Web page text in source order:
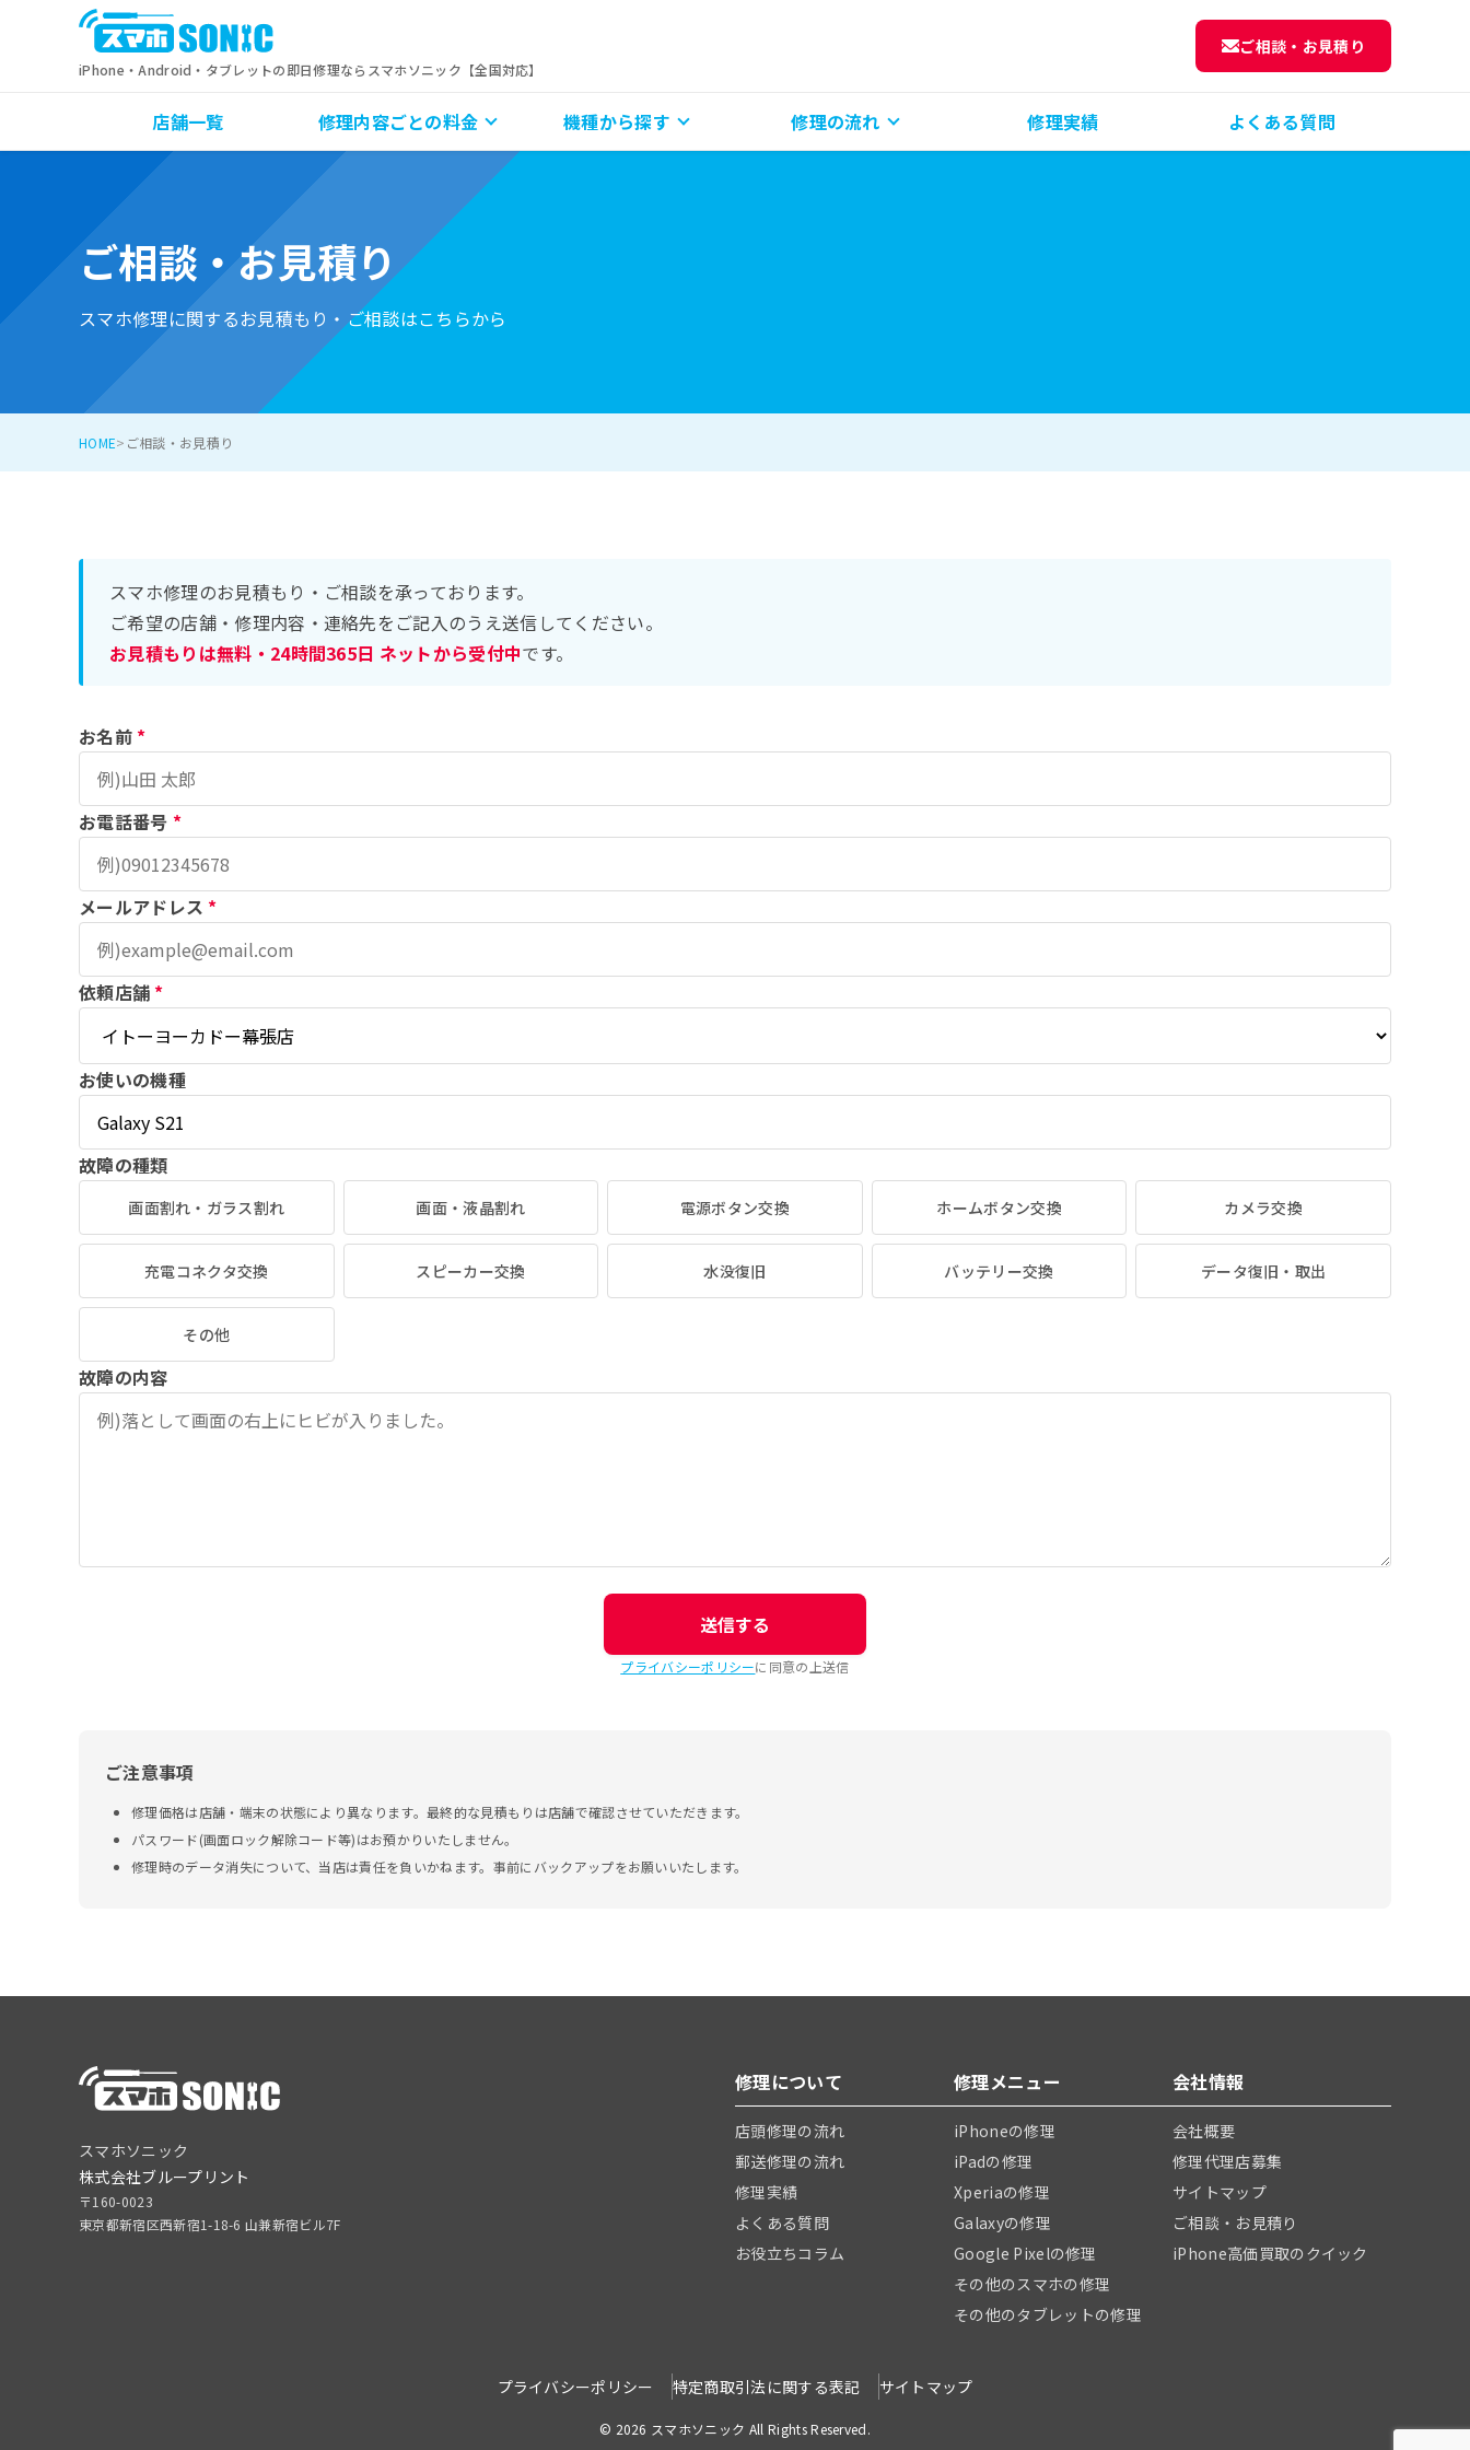
iPhone・Android・タブレットの即日修理ならスマホソニック【全国対応】
ご相談・お見積り
店舗一覧 修理内容ごとの料金 機種から探す 修理の流れ 修理実績 よくある質問
ご相談・お見積り
スマホ修理に関するお見積もり・ご相談はこちらから
HOME ご相談・お見積り
スマホ修理のお見積もり・ご相談を承っております。
ご希望の店舗・修理内容・連絡先をご記入のうえ送信してください。
お見積もりは無料・24時間365日 ネットから受付中です。
お名前 *
お電話番号 *
メールアドレス *
依頼店舗 *
お使いの機種
故障の種類
画面割れ・ガラス割れ 画面・液晶割れ 電源ボタン交換 ホームボタン交換 カメラ交換
充電コネクタ交換 スピーカー交換 水没復旧 バッテリー交換 データ復旧・取出
その他
故障の内容
送信する
プライバシーポリシーに同意の上送信
ご注意事項
修理価格は店舗・端末の状態により異なります。最終的な見積もりは店舗で確認させていただきます。
パスワード(画面ロック解除コード等)はお預かりいたしません。
修理時のデータ消失について、当店は責任を負いかねます。事前にバックアップをお願いいたします。
スマホソニック
株式会社ブループリント
〒160-0023
東京都新宿区西新宿1-18-6 山兼新宿ビル7F
修理について
店頭修理の流れ
郵送修理の流れ
修理実績
よくある質問
お役立ちコラム
修理メニュー
iPhoneの修理
iPadの修理
Xperiaの修理
Galaxyの修理
Google Pixelの修理
その他のスマホの修理
その他のタブレットの修理
会社情報
会社概要
修理代理店募集
サイトマップ
ご相談・お見積り
iPhone高価買取のクイック
プライバシーポリシー 特定商取引法に関する表記 サイトマップ
© 2026 スマホソニック All Rights Reserved.